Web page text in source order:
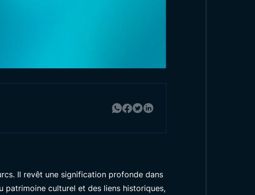
Il revêt une signification profonde dans
patrimoine culturel et des liens historiques,